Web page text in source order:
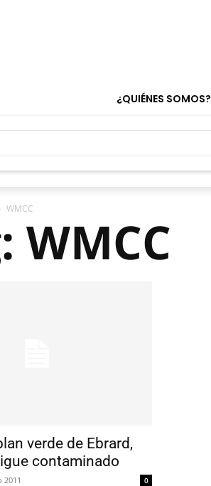
¿QUIÉNES SOMOS?
WMCC
WMCC
verde de Ebrard,
contaminado
2011 0